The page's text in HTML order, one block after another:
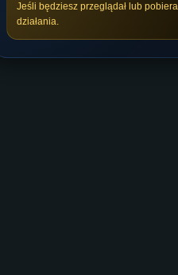
Jeśli będziesz przeglądał lub
działania.